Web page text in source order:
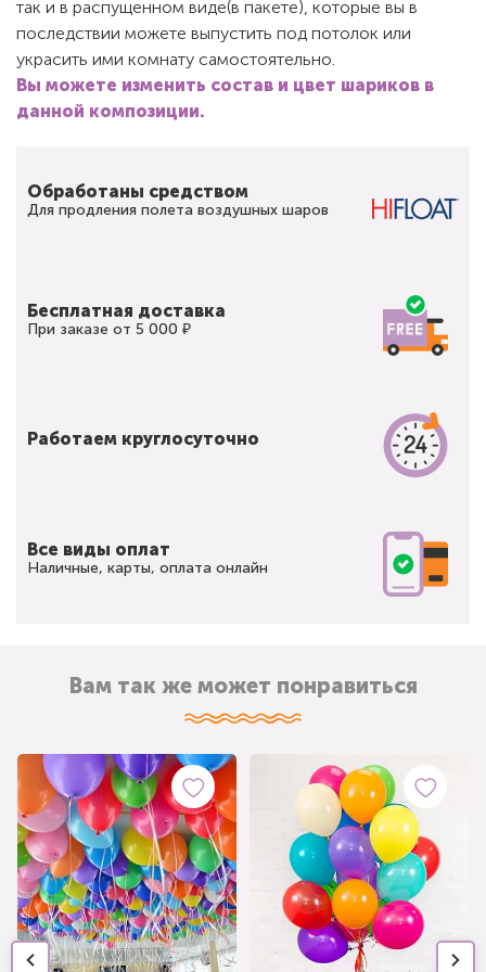
так и в распущенном виде(в пакете), которые вы в
последствии можете выпустить под потолок или
украсить ими комнату самостоятельно.
Вы можете изменить состав и цвет шариков в
данной композиции.
Обработаны средством
Для продления полета воздушных шаров
Бесплатная доставка
При заказе от 5 000 ₽
Работаем круглосуточно
Все виды оплат
Наличные, карты, оплата онлайн
Вам так же может понравиться